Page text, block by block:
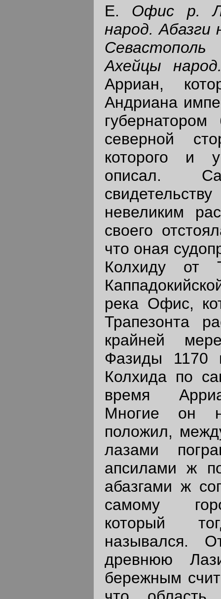
Е. Офис р.
народ. Абазги
Ахейцы
Арриан,
Андриана
северной
которого и
описал.
невеликим
своего
что оная
Колхиду от
река Офис,
Трапезонта
крайней
Фазиды
Колхида по
время
Многие он
положил,
лазами
апсилами ж
абазгами ж
самому
который
назывался.
древнюю
бережным